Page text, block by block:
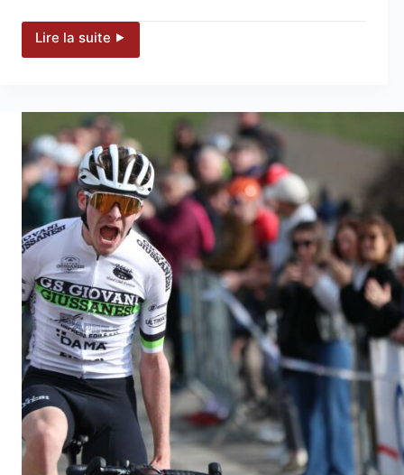
Lire la suite ⯈
Ouverture
des
–
Saison
2026/2027